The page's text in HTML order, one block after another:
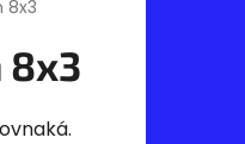
8x3
8x3